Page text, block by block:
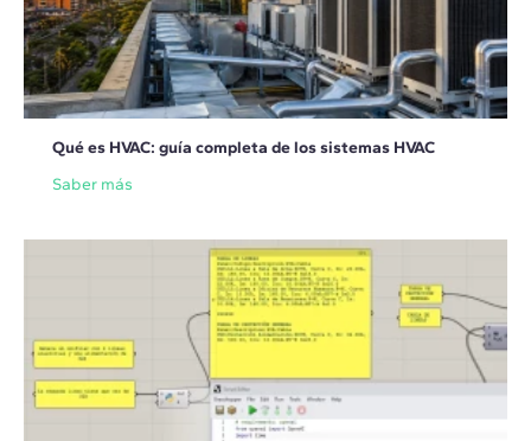
Qué es HVAC: guía completa de los sistemas HVAC
Saber más